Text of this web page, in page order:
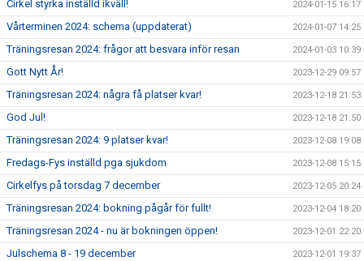
Cirkel styrka inställd ikväll! 2024-01-15 16:17
Vårterminen 2024: schema (uppdaterat) 2024-01-07 14:25
Träningsresan 2024: frågor att besvara inför resan 2024-01-03 10:39
Gott Nytt År! 2023-12-29 09:57
Träningsresan 2024: några få platser kvar! 2023-12-18 21:53
God Jul! 2023-12-18 21:50
Träningsresan 2024: 9 platser kvar! 2023-12-08 19:08
Fredags-Fys inställd pga sjukdom 2023-12-08 15:15
Cirkelfys på torsdag 7 december 2023-12-05 20:24
Träningsresan 2024: bokning pågår för fullt! 2023-12-04 18:20
Träningsresan 2024 - nu är bokningen öppen! 2023-12-01 22:20
Julschema 8 - 19 december 2023-12-01 19:37